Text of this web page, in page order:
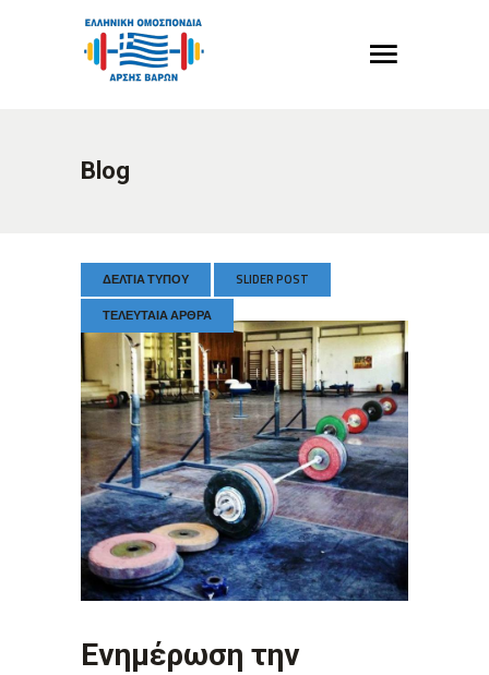
Blog
ΔΕΛΤΊΑ ΤΎΠΟΥ SLIDER POST
ΤΕΛΕΥΤΑΊΑ ΆΡΘΡΑ
Ενημέρωση την